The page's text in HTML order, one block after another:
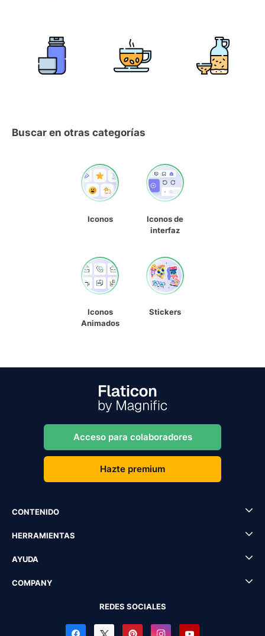
Buscar en otras categorías
Iconos
Iconos de
interfaz
Iconos
Animados
Stickers
Acceso para colaboradores
Hazte premium
CONTENIDO
HERRAMIENTAS
AYUDA
COMPANY
REDES SOCIALES